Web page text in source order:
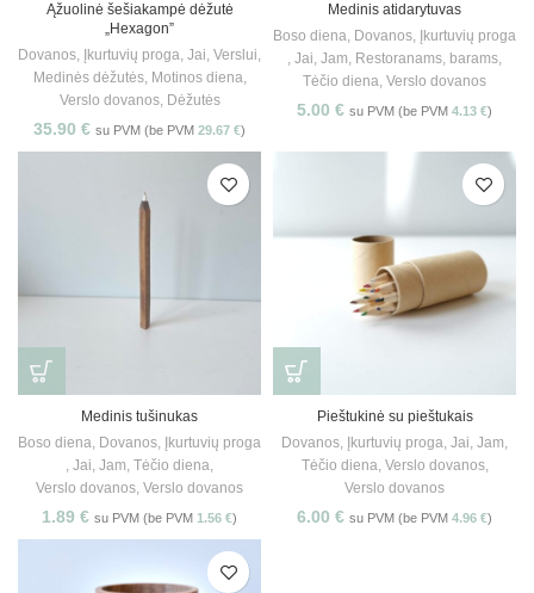
Ąžuolinė šešiakampė dėžutė
„Hexagon”
Dovanos, Įkurtuvių proga, Jai, Verslui,
Medinės dėžutės, Motinos diena,
Verslo dovanos, Dėžutės
35.90 € su PVM (be PVM 29.67 €)
Medinis atidarytuvas
Boso diena, Dovanos, Įkurtuvių proga
, Jai, Jam, Restoranams, barams,
Tėčio diena, Verslo dovanos
5.00 € su PVM (be PVM 4.13 €)
Medinis tušinukas
Boso diena, Dovanos, Įkurtuvių proga
, Jai, Jam, Tėčio diena,
Verslo dovanos, Verslo dovanos
1.89 € su PVM (be PVM 1.56 €)
Pieštukinė su pieštukais
Dovanos, Įkurtuvių proga, Jai, Jam,
Tėčio diena, Verslo dovanos,
Verslo dovanos
6.00 € su PVM (be PVM 4.96 €)